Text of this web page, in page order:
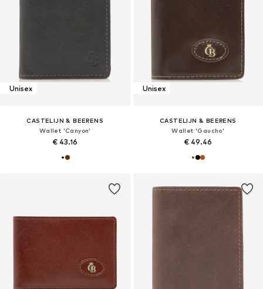
Unisex
CASTELIJN & BEERENS
Wallet 'Canyon'
€ 43.16
Unisex
CASTELIJN & BEERENS
Wallet 'Gaucho'
€ 49.46